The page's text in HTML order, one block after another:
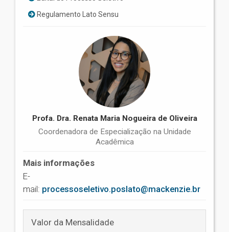
Regulamento Lato Sensu
Profa. Dra. Renata Maria Nogueira de Oliveira
Coordenadora de Especialização na Unidade
Acadêmica
Mais informações
E-
mail: processoseletivo.poslato@mackenzie.br
Valor da Mensalidade